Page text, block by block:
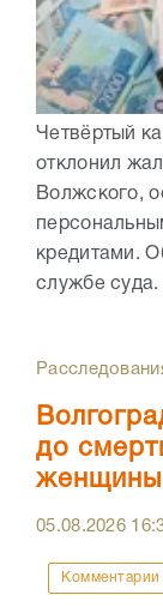
Четвёртый
отклонил
Волжского,
кредитами.
службе суда.
до
женщины
05.08.2026
Комментарии